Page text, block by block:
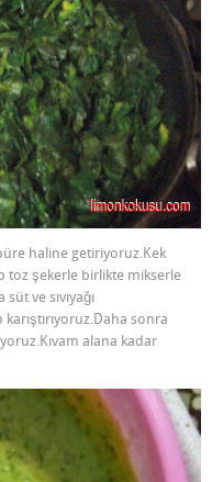
haline getiriyoruz.Kek
toz şekerle birlikte mikserle
ve sıvıyağı
sonra
alana kadar